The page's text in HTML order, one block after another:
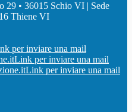
29 • 36015 Schio VI | Sede
Thiene VI
per inviare una mail
Link per inviare una mail
Link per inviare una mail